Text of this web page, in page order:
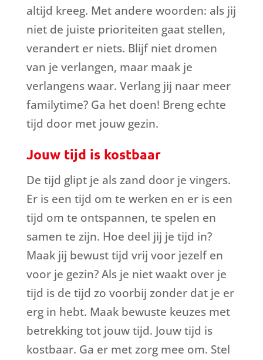
altijd kreeg. Met andere woorden: als jij
niet de juiste prioriteiten gaat stellen,
verandert er niets. Blijf niet dromen
van je verlangen, maar maak je
verlangens waar. Verlang jij naar meer
familytime? Ga het doen! Breng echte
tijd door met jouw gezin.
Jouw tijd is kostbaar
De tijd glipt je als zand door je vingers.
Er is een tijd om te werken en er is een
tijd om te ontspannen, te spelen en
samen te zijn. Hoe deel jij je tijd in?
Maak jij bewust tijd vrij voor jezelf en
voor je gezin? Als je niet waakt over je
tijd is de tijd zo voorbij zonder dat je er
erg in hebt. Maak bewuste keuzes met
betrekking tot jouw tijd. Jouw tijd is
kostbaar. Ga er met zorg mee om. Stel